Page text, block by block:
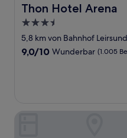
Thon Hotel Arena
Thon Hotel Arena
3.5-
Sterne-
Unterkunft
5,8 km von Bahnhof
9.0
9,0/10 Wunderbar (1.005